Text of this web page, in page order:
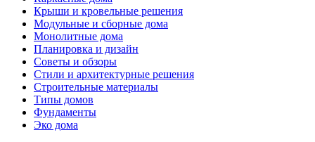
Крыши и кровельные решения
Модульные и сборные дома
Монолитные дома
Планировка и дизайн
Советы и обзоры
Стили и архитектурные решения
Строительные материалы
Типы домов
Фундаменты
Эко дома